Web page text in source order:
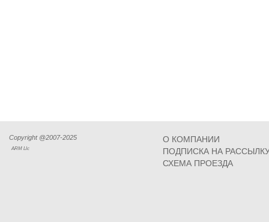
Copyright @2007-2025
ARM Llc
О КОМПАНИИ
ПОДПИСКА НА
СХЕМА ПРОЕЗДА